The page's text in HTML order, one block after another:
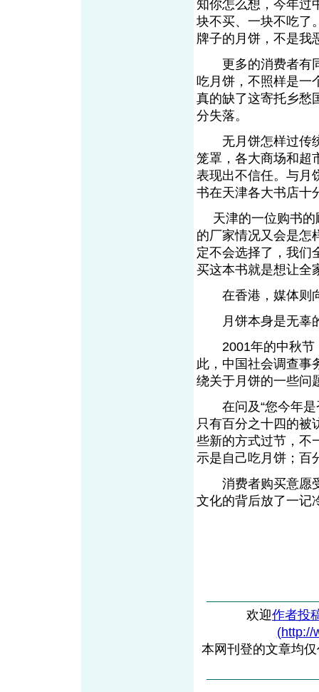
知你怎么想，今年过
块不买、一块不吃了
牌子的月饼，不
更多的消费者有同
吃月饼，不照样是一
真的缺了这寄托乡愁
分失落。
无月饼怎样过传统
笼罩，各大商场和超
表现出不信任。与月
书在天津各大书店十
天津的一位购书的
的厂家情况又会是怎
定不会选择了，我们
买这本书就是想让全
在香港，媒体则向
月饼本身是无辜
2001年的中秋节
此，中国社会调查事
绕关于月饼的一些问
在问及“您今年是
只有百分之十四的被
些新的方式过节，不
示是自己吃月饼；百
消费者购买意愿受
文化的背后放了一记
欢迎作者投
(http://
本网刊登的文章均